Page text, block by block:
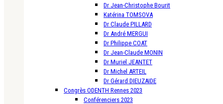
Dr Jean-Christophe Bourit
Katérina TOMSOVA
Dr Claude PILLARD
Dr André MERGUI
Dr Philippe COAT
Dr Jean-Claude MONIN
Dr Muriel JEANTET
Dr Michel ARTEIL
Dr Gérard DIEUZAIDE
Congrès ODENTH Rennes 2023
Conférenciers 2023